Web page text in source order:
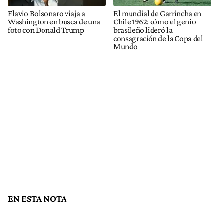
Flavio Bolsonaro viaja a
Washington en busca de una
foto con Donald Trump
El mundial de Garrincha en
Chile 1962: cómo el genio
brasileño lideró la
consagración de la Copa del
Mundo
EN ESTA NOTA